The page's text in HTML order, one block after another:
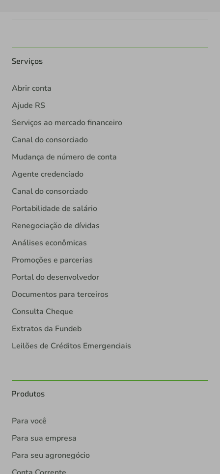
Serviços
Abrir conta
Ajude RS
Serviços ao mercado financeiro
Canal do consorciado
Mudança de número de conta
Agente credenciado
Canal do consorciado
Portabilidade de salário
Renegociação de dívidas
Análises econômicas
Promoções e parcerias
Portal do desenvolvedor
Documentos para terceiros
Consulta Cheque
Extratos da Fundeb
Leilões de Créditos Emergenciais
Produtos
Para você
Para sua empresa
Para seu agronegócio